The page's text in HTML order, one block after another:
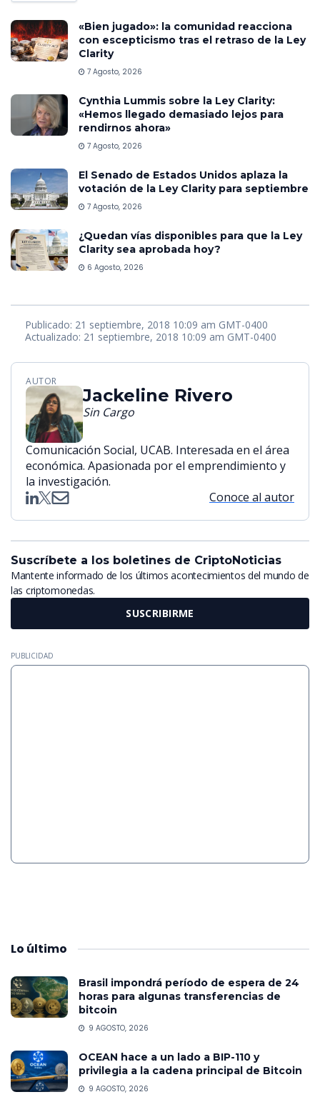
«Bien jugado»: la comunidad reacciona
con escepticismo tras el retraso de la Ley
Clarity
7 Agosto, 2026
Cynthia Lummis sobre la Ley Clarity:
«Hemos llegado demasiado lejos para
rendirnos ahora»
7 Agosto, 2026
El Senado de Estados Unidos aplaza la
votación de la Ley Clarity para septiembre
7 Agosto, 2026
¿Quedan vías disponibles para que la Ley
Clarity sea aprobada hoy?
6 Agosto, 2026
Publicado: 21 septiembre, 2018 10:09 am GMT-0400
Actualizado: 21 septiembre, 2018 10:09 am GMT-0400
AUTOR
Jackeline Rivero
Sin Cargo
Comunicación Social, UCAB. Interesada en el área
económica. Apasionada por el emprendimiento y
la investigación.
Conoce al autor
Suscríbete a los boletines de CriptoNoticias
Mantente informado de los últimos acontecimientos del mundo de
las criptomonedas.
SUSCRIBIRME
PUBLICIDAD
Lo último
Brasil impondrá período de espera de 24
horas para algunas transferencias de
bitcoin
9 AGOSTO, 2026
OCEAN hace a un lado a BIP-110 y
privilegia a la cadena principal de Bitcoin
9 AGOSTO, 2026